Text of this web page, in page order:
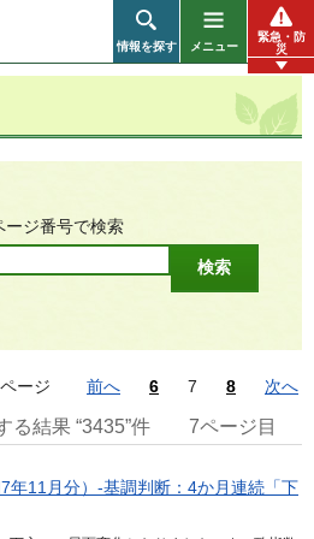
情報を探す メニュー
緊急・防
災
ージ番号で検索
ージ 前へ 6 7 8 次へ
る結果 “3435”件 7ページ目
年11月分）-基調判断：4か月連続「下